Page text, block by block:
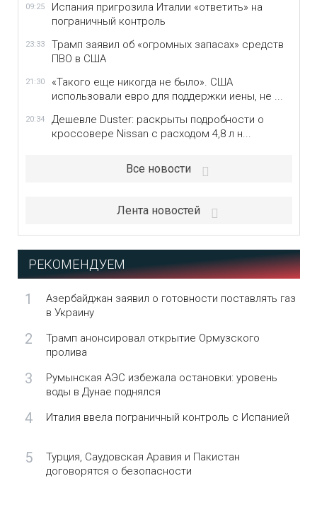
09:25
Испания пригрозила Италии «ответить» на
пограничный контроль
23:33
Трамп заявил об «огромных запасах» средств
ПВО в США
21:30
«Такого еще никогда не было». США
использовали евро для поддержки иены, не ...
20:34
Дешевле Duster: раскрыты подробности о
кроссовере Nissan с расходом 4,8 л н...
Все новости
Лента новостей
РЕКОМЕНДУЕМ
1
Азербайджан заявил о готовности поставлять газ
в Украину
2
Трамп анонсировал открытие Ормузского
пролива
3
Румынская АЭС избежала остановки: уровень
воды в Дунае поднялся
4 Италия ввела пограничный контроль с Испанией
5
Турция, Саудовская Аравия и Пакистан
договорятся о безопасности